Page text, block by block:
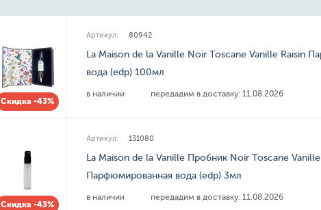
Скидка -43%
Артикул: 80942
La Maison de la Vanille Noir Toscane Vanille Raisin
вода (edp) 100мл
в наличии передадим в доставку: 11.08.2026
Скидка -43%
Артикул: 131080
La Maison de la Vanille Пробник Noir Toscane Vanille
Парфюмированная вода (edp) 3мл
в наличии передадим в доставку: 11.08.2026